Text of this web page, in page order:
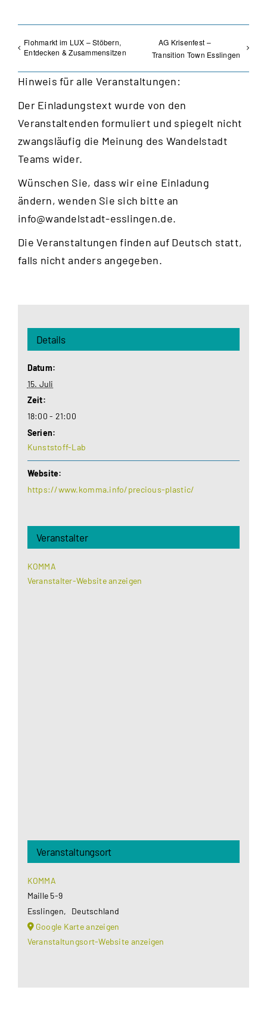
Flohmarkt im LUX – Stöbern,
Entdecken & Zusammensitzen
AG Krisenfest –
Transition Town Esslingen
Hinweis für alle Veranstaltungen:
Der Einladungstext wurde von den
Veranstaltenden formuliert und spiegelt nicht
zwangsläufig die Meinung des Wandelstadt
Teams wider.
Wünschen Sie, dass wir eine Einladung
ändern, wenden Sie sich bitte an
info@wandelstadt-esslingen.de.
Die Veranstaltungen finden auf Deutsch statt,
falls nicht anders angegeben.
Details
Datum:
15. Juli
Zeit:
18:00 - 21:00
Serien:
Kunststoff-Lab
Website:
https://www.komma.info/precious-plastic/
Veranstalter
KOMMA
Veranstalter-Website anzeigen
Veranstaltungsort
KOMMA
Maille 5-9
Esslingen,
Deutschland
Google Karte anzeigen
Veranstaltungsort-Website anzeigen